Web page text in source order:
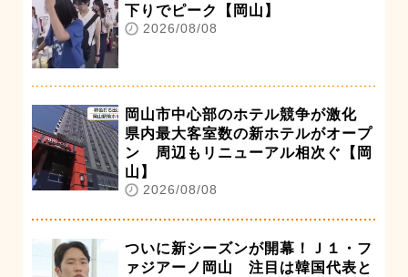
下りでピーク【岡山】
2026/08/08
岡山市中心部のホテル競争が激化
県内最大客室数の新ホテルがオープ
ン 周辺もリニューアル相次ぐ【岡
山】
2026/08/08
ついに新シーズンが開幕！Ｊ１・フ
ァジアーノ岡山 注目は韓国代表と